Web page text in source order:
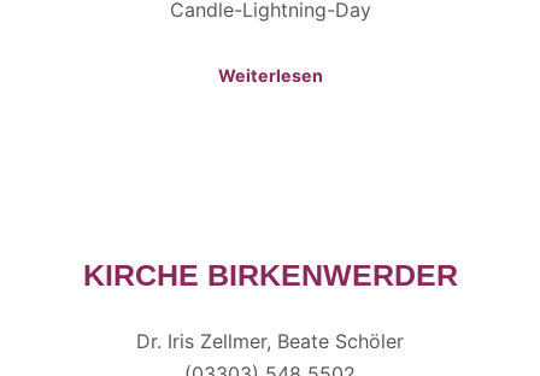
Candle-Lightning-Day
Weiterlesen
KIRCHE BIRKENWERDER
Dr. Iris Zellmer, Beate Schöler